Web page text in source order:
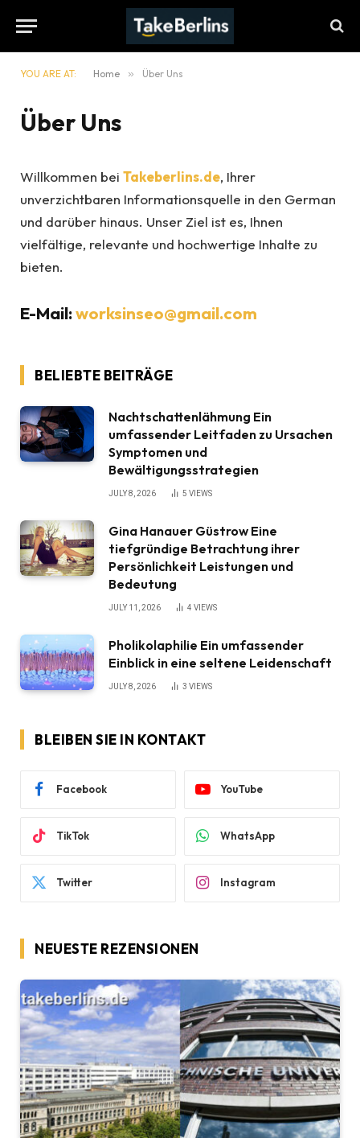
YOU ARE AT: Home » Über Uns
Über Uns
Willkommen bei Takeberlins.de, Ihrer
unverzichtbaren Informationsquelle in den German
und darüber hinaus. Unser Ziel ist es, Ihnen
vielfältige, relevante und hochwertige Inhalte zu
bieten.
E-Mail:worksinseo@gmail.com
BELIEBTE BEITRÄGE
Nachtschattenlähmung Ein
umfassender Leitfaden zu Ursachen
Symptomen und
Bewältigungsstrategien
JULY 8, 2026 5 VIEWS
Gina Hanauer Güstrow Eine
tiefgründige Betrachtung ihrer
Persönlichkeit Leistungen und
Bedeutung
JULY 11, 2026 4 VIEWS
Pholikolaphilie Ein umfassender
Einblick in eine seltene Leidenschaft
JULY 8, 2026 3 VIEWS
BLEIBEN SIE IN KONTAKT
Facebook YouTube
TikTok WhatsApp
Twitter Instagram
NEUESTE REZENSIONEN